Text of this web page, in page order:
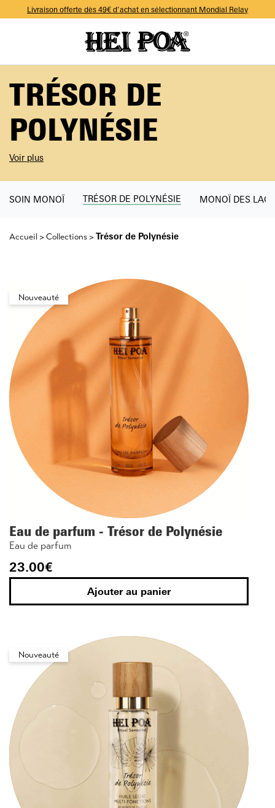
Livraison offerte dès 49€ d’achat en sélectionnant Mondial Relay
-10% sur votre première commande avec le code WELCOME
-10% sur votre première commande avec le code WELCOME
TRÉSOR DE
POLYNÉSIE
Voir plus
SOIN MONOÏ TRÉSOR DE POLYNÉSIE MONOÏ DES
Accueil > Collections > Trésor de Polynésie
Nouveauté
Eau de parfum - Trésor de Polynésie
Eau de parfum
23.00€
Ajouter au panier
Nouveauté